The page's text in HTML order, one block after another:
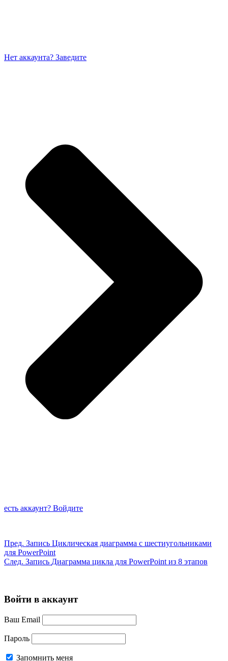
Нет аккаунта? Заведите
есть аккаунт? Войдите
Пред. Запись Циклическая диаграмма с шестиугольниками
для PowerPoint
След. Запись Диаграмма цикла для PowerPoint из 8 этапов
Войти в аккаунт
Ваш Email
Пароль
Запомнить меня